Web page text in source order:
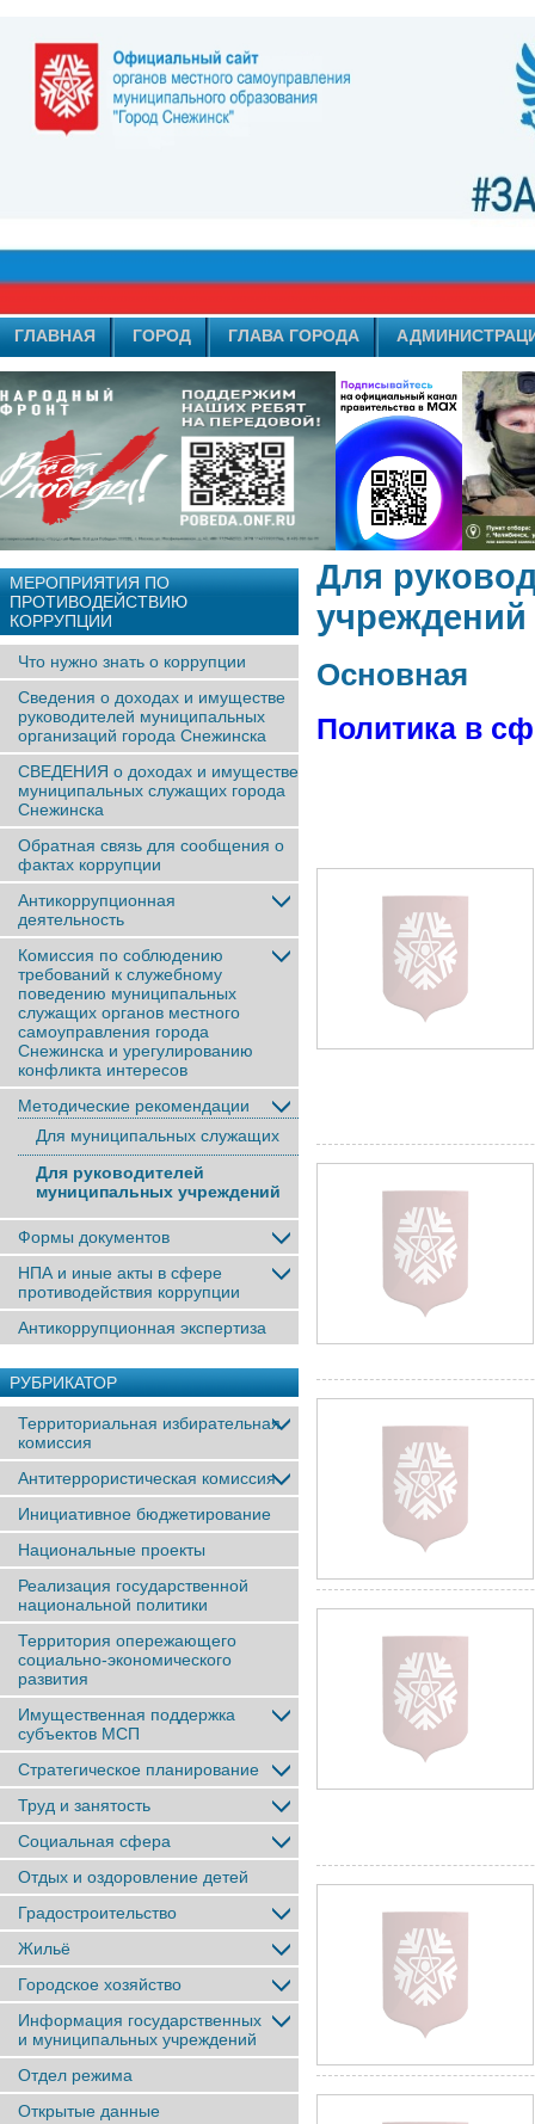
ГЛАВНАЯ ГОРОД ГЛАВА ГОРОДА
МЕРОПРИЯТИЯ ПО
ПРОТИВОДЕЙСТВИЮ
КОРРУПЦИИ
Что нужно знать о коррупции
Сведения о доходах и имуществе
руководителей муниципальных
организаций города Снежинска
СВЕДЕНИЯ о доходах и имуществе
муниципальных служащих города
Снежинска
Обратная связь для сообщения о
фактах коррупции
Антикоррупционная
деятельность
Комиссия по соблюдению
требований к служебному
поведению муниципальных
служащих органов местного
самоуправления города
Снежинска и урегулированию
конфликта интересов
Методические рекомендации
Для муниципальных служащих
Для руководителей
муниципальных учреждений
Формы документов
НПА и иные акты в сфере
противодействия коррупции
Антикоррупционная экспертиза
РУБРИКАТОР
Территориальная избирательная
комиссия
Антитеррористическая комиссия
Инициативное бюджетирование
Национальные проекты
Реализация государственной
национальной политики
Территория опережающего
социально-экономического
развития
Имущественная поддержка
субъектов МСП
Стратегическое планирование
Труд и занятость
Социальная сфера
Отдых и оздоровление детей
Градостроительство
Жильё
Городское хозяйство
Информация государственных
и муниципальных учреждений
Отдел режима
Открытые данные
Для
учреждений
Основная
Политика в